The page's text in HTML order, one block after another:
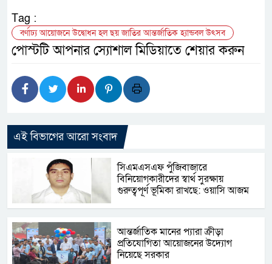
Tag :
বর্ণাঢ্য আয়োজনে উদ্বোধন হল ছয় জাতির আন্তর্জাতিক হ্যান্ডবল উৎসব
পোস্টটি আপনার স্যোশাল মিডিয়াতে শেয়ার করুন
এই বিভাগের আরো সংবাদ
সিএমএসএফ পুঁজিবাজারে
বিনিয়োগকারীদের স্বার্থ সুরক্ষায়
গুরুত্বপূর্ণ ভূমিকা রাখছে: ওয়াসি আজম
আন্তর্জাতিক মানের প্যারা ক্রীড়া
প্রতিযোগিতা আয়োজনের উদ্যোগ
নিয়েছে সরকার